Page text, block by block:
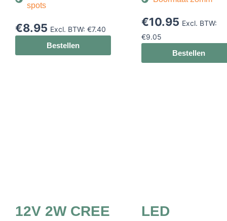
spots
€8.95 Excl. BTW: €7.40
Bestellen
€10.95 Excl. BTW:
€9.05
Bestellen
12V 2W CREE
LED